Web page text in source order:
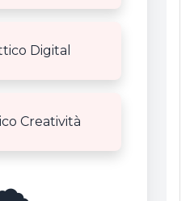
Digital
Creatività